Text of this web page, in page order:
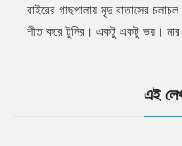
বাইরের গাছপালায় মৃদু বাতাসের
শীত করে টুনির। একটু একটু ভয়। মার
এই